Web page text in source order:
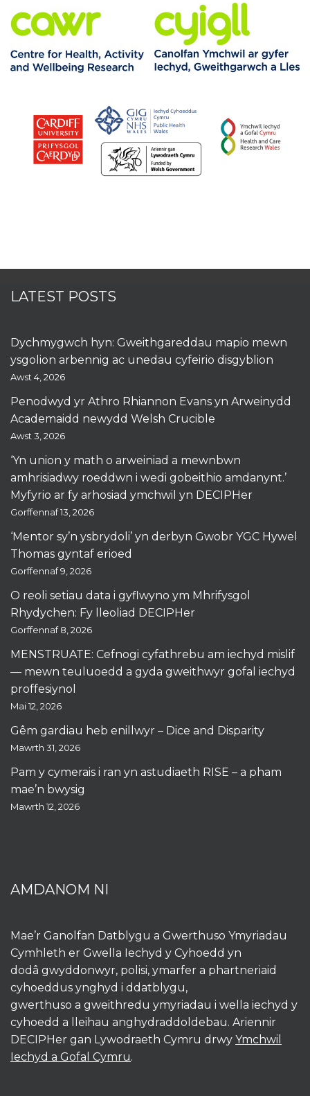
LATEST POSTS
Dychmygwch hyn: Gweithgareddau mapio mewn
ysgolion arbennig ac unedau cyfeirio disgyblion
Awst 4, 2026
Penodwyd yr Athro Rhiannon Evans yn Arweinydd
Academaidd newydd Welsh Crucible
Awst 3, 2026
‘Yn union y math o arweiniad a mewnbwn
amhrisiadwy roeddwn i wedi gobeithio amdanynt.’
Myfyrio ar fy arhosiad ymchwil yn DECIPHer
Gorffennaf 13, 2026
‘Mentor sy’n ysbrydoli’ yn derbyn Gwobr YGC Hywel
Thomas gyntaf erioed
Gorffennaf 9, 2026
O reoli setiau data i gyflwyno ym Mhrifysgol
Rhydychen: Fy lleoliad DECIPHer
Gorffennaf 8, 2026
MENSTRUATE: Cefnogi cyfathrebu am iechyd mislif
— mewn teuluoedd a gyda gweithwyr gofal iechyd
proffesiynol
Mai 12, 2026
Gêm gardiau heb enillwyr – Dice and Disparity
Mawrth 31, 2026
Pam y cymerais i ran yn astudiaeth RISE – a pham
mae’n bwysig
Mawrth 12, 2026
AMDANOM NI
Mae’r Ganolfan Datblygu a Gwerthuso Ymyriadau
Cymhleth er Gwella Iechyd y Cyhoedd yn
dodâ gwyddonwyr, polisi, ymarfer a phartneriaid
cyhoeddus ynghyd i ddatblygu,
gwerthuso a gweithredu ymyriadau i wella iechyd y
cyhoedd a lleihau anghydraddoldebau. Ariennir
DECIPHer gan Lywodraeth Cymru drwy Ymchwil
Iechyd a Gofal Cymru.